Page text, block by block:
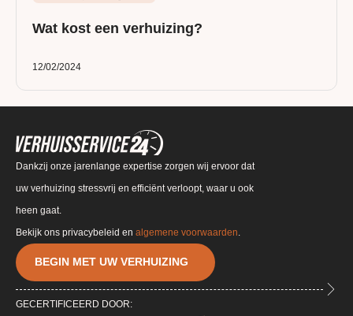
Wat kost een verhuizing?
12/02/2024
Dankzij onze jarenlange expertise zorgen wij ervoor dat
uw verhuizing stressvrij en efficiënt verloopt, waar u ook
heen gaat.
BEGIN MET UW VERHUIZING
GECERTIFICEERD DOOR:
Bekijk ons privacybeleid en algemene voorwaarden.